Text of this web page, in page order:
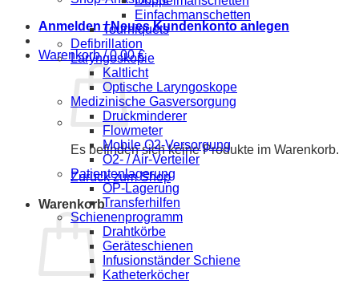
Anmelden / Neues Kundenkonto anlegen
Warenkorb /0,00€
Es befinden sich keine Produkte im Warenkorb.
Zurück zum Shop
Warenkorb
Einfachmanschetten
Tourniquets
Defibrillation
Laryngoskopie
Kaltlicht
Optische Laryngoskope
Medizinische Gasversorgung
Druckminderer
Flowmeter
Mobile O2-Versorgung
O2- / Air-Verteiler
Patientenlagerung
OP-Lagerung
Transferhilfen
Schienenprogramm
Drahtkörbe
Geräteschienen
Infusionständer Schiene
Katheterköcher